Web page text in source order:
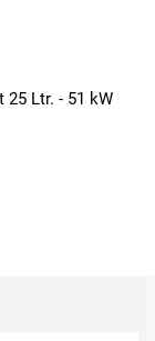
25 Ltr. - 51 kW